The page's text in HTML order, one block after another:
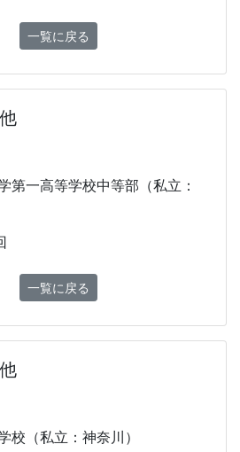
一覧に戻る
第一高等学校中等部（私立：
一覧に戻る
校（私立：神奈川）